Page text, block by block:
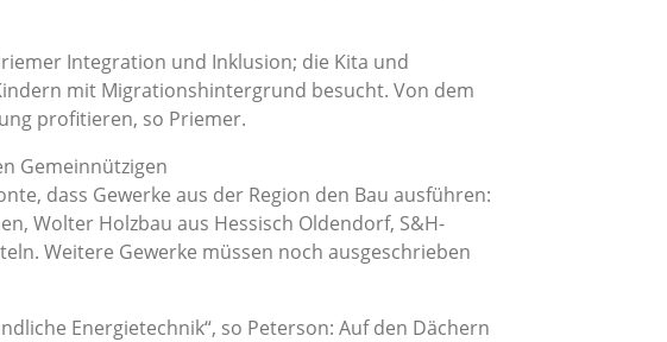
Integration und Inklusion; die Kita und
mit Migrationshintergrund besucht. Von dem
profitieren, so Priemer.
Gemeinnützigen
dass Gewerke aus der Region den Bau ausführen:
Wolter Holzbau aus Hessisch Oldendorf, S&H-
Weitere Gewerke müssen noch ausgeschrieben
Energietechnik“, so Peterson: Auf den Dächern